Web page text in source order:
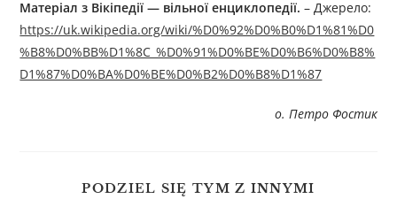
Матеріал з Вікіпедії — вільної енциклопедії. – Джерелo:
https://uk.wikipedia.org/wiki/%D0%92%D0%B0%D1%81%D0
%B8%D0%BB%D1%8C_%D0%91%D0%BE%D0%B6%D0%B8%
D1%87%D0%BA%D0%BE%D0%B2%D0%B8%D1%87
о. Петро Фостик
PODZIEL SIĘ TYM Z INNYMI